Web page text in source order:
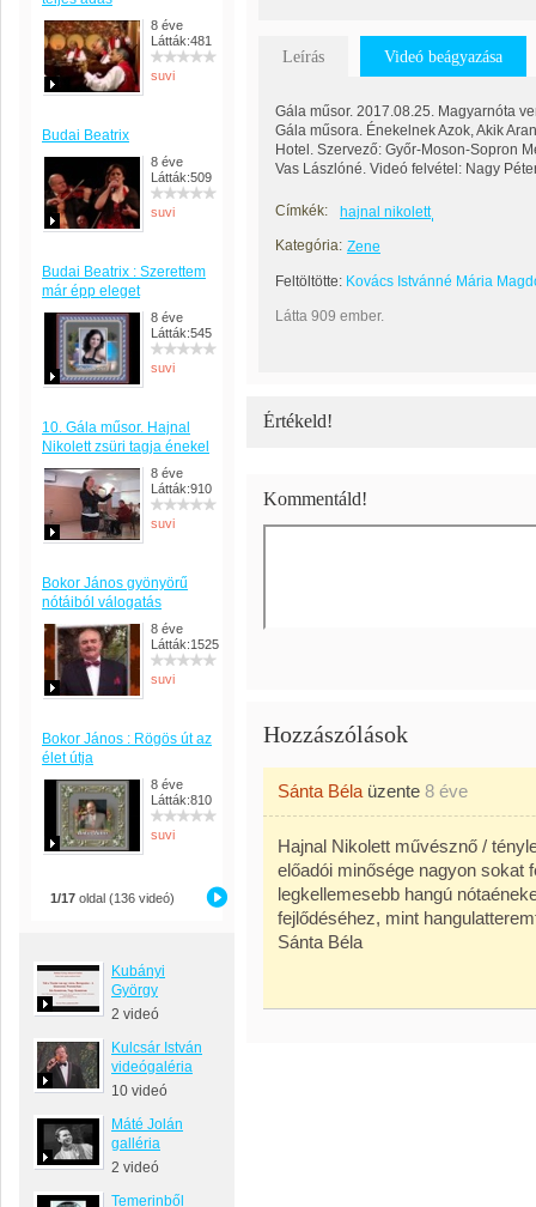
8 éve
Látták:481
suvi
Budai Beatrix
8 éve
Látták:509
suvi
Budai Beatrix : Szerettem
már épp eleget
8 éve
Látták:545
suvi
10. Gála műsor. Hajnal
Nikolett zsüri tagja énekel
8 éve
Látták:910
suvi
Bokor János gyönyörű
nótáiból válogatás
8 éve
Látták:1525
suvi
Bokor János : Rögös út az
élet útja
8 éve
Látták:810
suvi
1/17 oldal (136 videó)
Kubányi
György
2 videó
Kulcsár István
videógaléria
10 videó
Máté Jolán
galléria
2 videó
Temerinből
Leírás Videó beágyazása
Gála műsor. 2017.08.25. Magyarnóta
Gála műsora. Énekelnek Azok, Akik
Hotel. Szervező: Győr-Moson-Sopron
Vas Lászlóné. Videó felvétel: Nagy
Címkék:
hajnal nikolett
Kategória: Zene
Feltöltötte: Kovács Istvánné Mária
Látta 909 ember.
Értékeld!
Kommentáld!
Hozzászólások
Sánta Béla üzente 8 éve
Hajnal Nikolett művésznő /
előadói minősége nagyon sokat
legkellemesebb hangú
fejlődéséhez, mint
Sánta Béla